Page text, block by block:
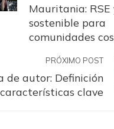
Mauritania: RSE
sostenible para
comunidades
PRÓXIMO POST
de autor: Definición
clave